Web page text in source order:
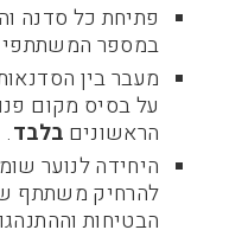
פתיחת כל סדנה
במספר
מעבר בין
על בסיס מקום
הראשונים בלבד.
היחידה לנוער
להרחיק משתתף
הבטיחות